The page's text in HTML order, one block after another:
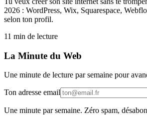
2026 : WordPress, Wix, Squarespace,
selon ton profil.
11 min de lecture
La Minute du Web
Une minute de lecture par semaine pour
Ton adresse email
Une minute par semaine. Zéro spam,